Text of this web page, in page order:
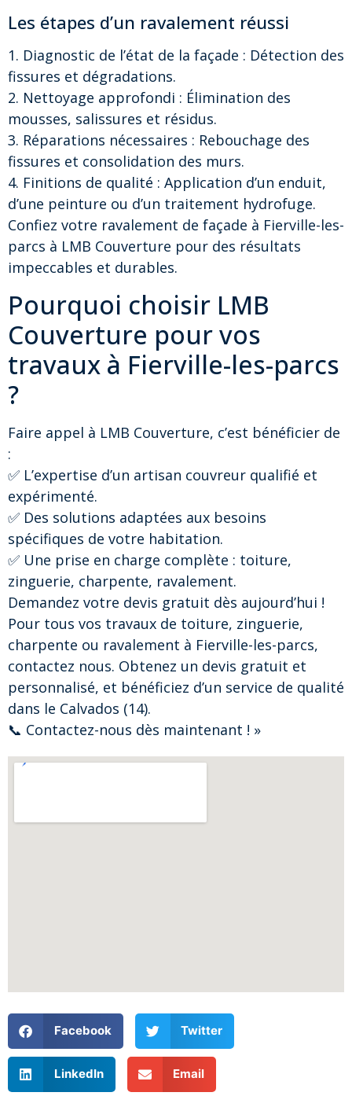
Les étapes d’un ravalement réussi
1. Diagnostic de l’état de la façade : Détection des
fissures et dégradations.
2. Nettoyage approfondi : Élimination des
mousses, salissures et résidus.
3. Réparations nécessaires : Rebouchage des
fissures et consolidation des murs.
4. Finitions de qualité : Application d’un enduit,
d’une peinture ou d’un traitement hydrofuge.
Confiez votre ravalement de façade à Fierville-les-
parcs à LMB Couverture pour des résultats
impeccables et durables.
Pourquoi choisir LMB
Couverture pour vos
travaux à Fierville-les-parcs
?
Faire appel à LMB Couverture, c’est bénéficier de
:
✅ L’expertise d’un artisan couvreur qualifié et
expérimenté.
✅ Des solutions adaptées aux besoins
spécifiques de votre habitation.
✅ Une prise en charge complète : toiture,
zinguerie, charpente, ravalement.
Demandez votre devis gratuit dès aujourd’hui !
Pour tous vos travaux de toiture, zinguerie,
charpente ou ravalement à Fierville-les-parcs,
contactez nous. Obtenez un devis gratuit et
personnalisé, et bénéficiez d’un service de qualité
dans le Calvados (14).
📞 Contactez-nous dès maintenant ! »
Facebook Twitter
LinkedIn Email